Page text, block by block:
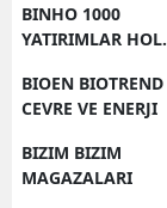
BINHO 1000
YATIRIMLAR HOL.
BIOEN BIOTREND
CEVRE VE ENERJI
BIZIM BIZIM
MAGAZALARI